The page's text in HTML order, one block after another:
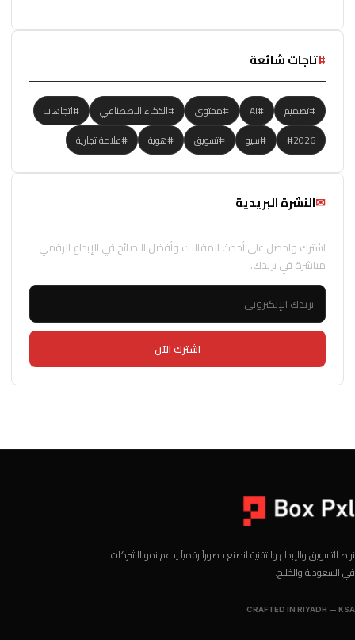
#تاجات شائعة
#تصميم #AI #محتوى #الذكاء الاصطناعي
#اتجاهات
#2026
#سيو #تسويق #هوية #علامة تجارية
✉النشرة البريدية
اشترك واحصل على أحدث المقالات وأفضل النصائح في الإبداع الرقمي
مباشرة في بريدك.
اشترك الآن
نربط التسويق والإبداع والتقنية لنصنع حضوراً رقمياً يدعم نمو الشركات
في السعودية والخليج.
CRAFTED IN RIYADH — KSA